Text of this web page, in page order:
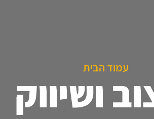
עמוד הבית
ושיווק